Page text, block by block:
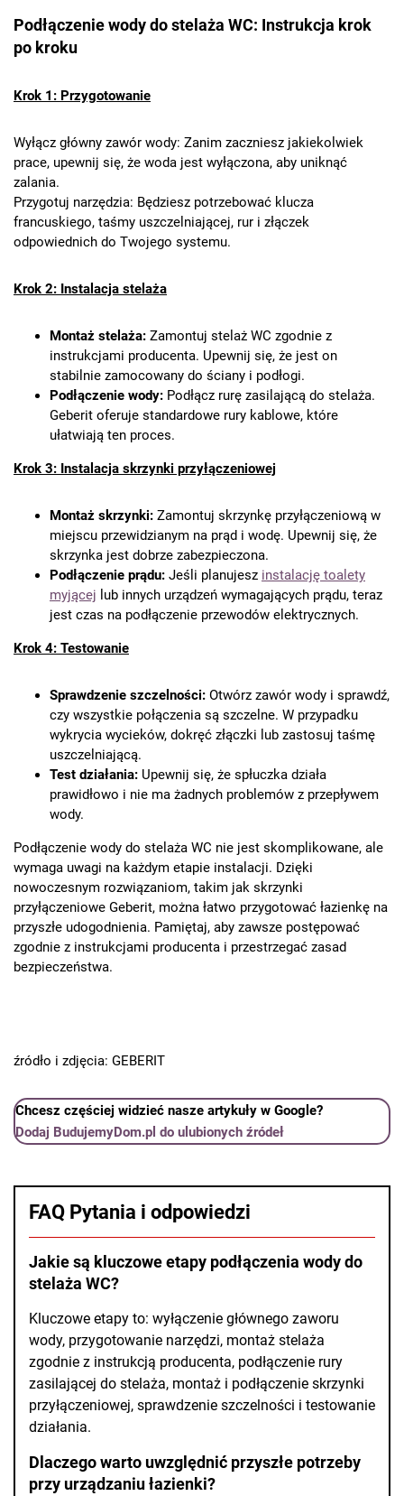
Podłączenie wody do stelaża WC: Instrukcja krok
po kroku
Krok 1: Przygotowanie
Wyłącz główny zawór wody: Zanim zaczniesz jakiekolwiek
prace, upewnij się, że woda jest wyłączona, aby uniknąć
zalania.
Przygotuj narzędzia: Będziesz potrzebować klucza
francuskiego, taśmy uszczelniającej, rur i złączek
odpowiednich do Twojego systemu.
Krok 2: Instalacja stelaża
Montaż stelaża: Zamontuj stelaż WC zgodnie z
instrukcjami producenta. Upewnij się, że jest on
stabilnie zamocowany do ściany i podłogi.
Podłączenie wody: Podłącz rurę zasilającą do stelaża.
Geberit oferuje standardowe rury kablowe, które
ułatwiają ten proces.
Krok 3: Instalacja skrzynki przyłączeniowej
Montaż skrzynki: Zamontuj skrzynkę przyłączeniową w
miejscu przewidzianym na prąd i wodę. Upewnij się, że
skrzynka jest dobrze zabezpieczona.
Podłączenie prądu: Jeśli planujesz instalację toalety
myjącej lub innych urządzeń wymagających prądu, teraz
jest czas na podłączenie przewodów elektrycznych.
Krok 4: Testowanie
Sprawdzenie szczelności: Otwórz zawór wody i sprawdź,
czy wszystkie połączenia są szczelne. W przypadku
wykrycia wycieków, dokręć złączki lub zastosuj taśmę
uszczelniającą.
Test działania: Upewnij się, że spłuczka działa
prawidłowo i nie ma żadnych problemów z przepływem
wody.
Podłączenie wody do stelaża WC nie jest skomplikowane, ale
wymaga uwagi na każdym etapie instalacji. Dzięki
nowoczesnym rozwiązaniom, takim jak skrzynki
przyłączeniowe Geberit, można łatwo przygotować łazienkę na
przyszłe udogodnienia. Pamiętaj, aby zawsze postępować
zgodnie z instrukcjami producenta i przestrzegać zasad
bezpieczeństwa.
źródło i zdjęcia: GEBERIT
Chcesz częściej widzieć nasze artykuły w Google?
Dodaj BudujemyDom.pl do ulubionych źródeł
FAQ Pytania i odpowiedzi
Jakie są kluczowe etapy podłączenia wody do
stelaża WC?
Kluczowe etapy to: wyłączenie głównego zaworu
wody, przygotowanie narzędzi, montaż stelaża
zgodnie z instrukcją producenta, podłączenie rury
zasilającej do stelaża, montaż i podłączenie skrzynki
przyłączeniowej, sprawdzenie szczelności i testowanie
działania.
Dlaczego warto uwzględnić przyszłe potrzeby
przy urządzaniu łazienki?